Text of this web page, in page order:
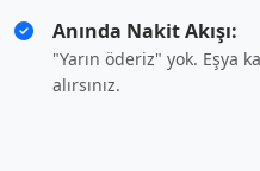
Anında Nakit Akışı:
"Yarın öderiz" yok. Eşya
alırsınız.